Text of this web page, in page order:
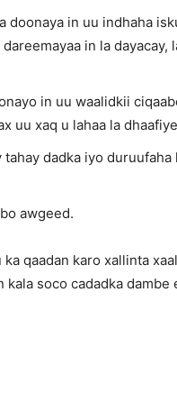
doonaya in uu indhaha
in la dayacay,
in uu waalidkii
uu xaq u lahaa la
tahay dadka iyo duruufaha
awgeed.
ka qaadan karo xallinta
kala soco cadadka dambe